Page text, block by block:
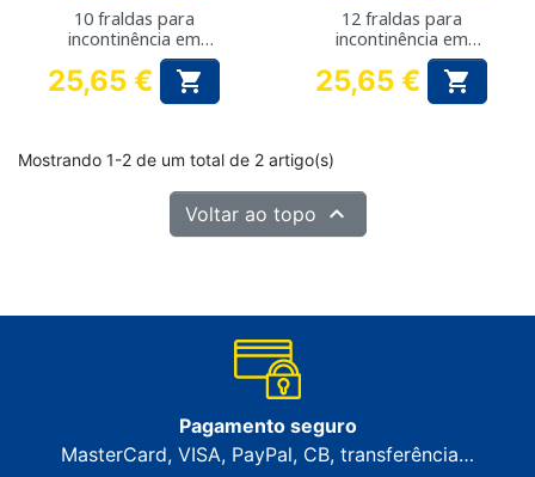
10 fraldas para
incontinência em
plástico - Medida de
anca: 100 a 150 cm
Preço
25,65 € 
12 fraldas para
incontinência em
plástico - Medida de
anca: 70 a 100 cm
Preço
25,65 € 
Mostrando 1-2 de um total de 2 artigo(s)
Voltar ao topo 
Pagamento seguro
MasterCard, VISA, PayPal, CB, transferência…